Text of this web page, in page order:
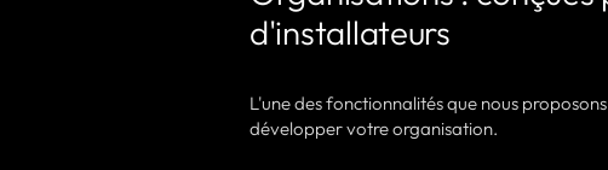
d'installateurs
L'une des fonctionnalités que nous
développer votre organisation.